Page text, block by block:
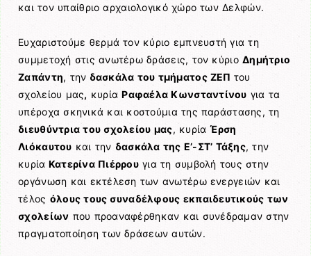
και τον υπαίθριο αρχαιολογικό χώρο των Δελφών.
Ευχαριστούμε θερμά τον κύριο εμπνευστή για τη
συμμετοχή στις ανωτέρω δράσεις, τον κύριο Δημήτριο
Ζαπάντη, την δασκάλα του τμήματος ΖΕΠ του
σχολείου μας, κυρίαΡαφαέλα Κωνσταντίνου για τα
υπέροχα σκηνικά και κοστούμια της παράστασης, τη
διευθύντρια του σχολείου μας, κυρίαΈρση
Λιόκαυτου και την δασκάλα της Ε’-ΣΤ’ Τάξης, την
κυρία Κατερίνα Πιέρρου για τη συμβολή τους στην
οργάνωση και εκτέλεση των ανωτέρω ενεργειών και
τέλος όλους τους συναδέλφους εκπαιδευτικούς των
σχολείων που προαναφέρθηκαν και συνέδραμαν στην
πραγματοποίηση των δράσεων αυτών.